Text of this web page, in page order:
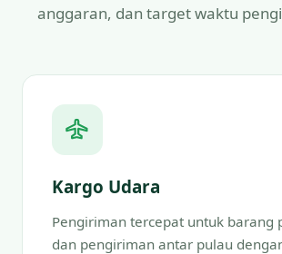
anggaran, dan target waktu
Kargo Udara
Pengiriman tercepat untuk barang
dan pengiriman antar pulau